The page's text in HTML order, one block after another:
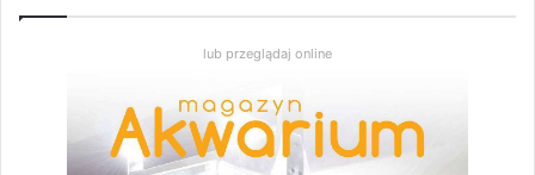
lub przeglądaj online